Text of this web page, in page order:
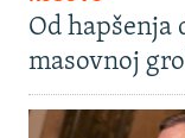
Od hapšenja
masovnoj